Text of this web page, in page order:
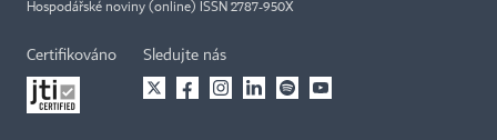
Hospodářské noviny (online) ISSN 2787-950X
Certifikováno Sledujte nás